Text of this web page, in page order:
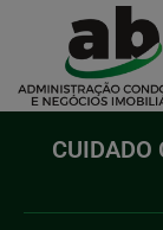
CUIDADO